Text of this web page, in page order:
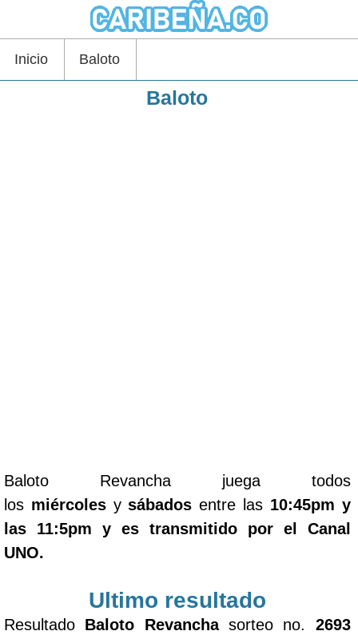
Inicio Baloto
Baloto
Baloto Revancha juega todos
los miércolesysábados entre las 10:45pm y
las 11:5pm y es transmitido por el Canal
UNO.
Ultimo resultado
Resultado Baloto Revanchasorteo no. 2693